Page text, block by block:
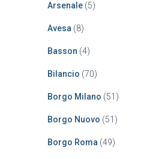
Arsenale (5)
Avesa (8)
Basson (4)
Bilancio (70)
Borgo Milano (51)
Borgo Nuovo (51)
Borgo Roma (49)